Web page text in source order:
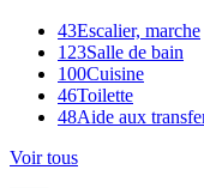
43Escalier, marche
123Salle de bain
100Cuisine
46Toilette
48Aide aux
Voir tous